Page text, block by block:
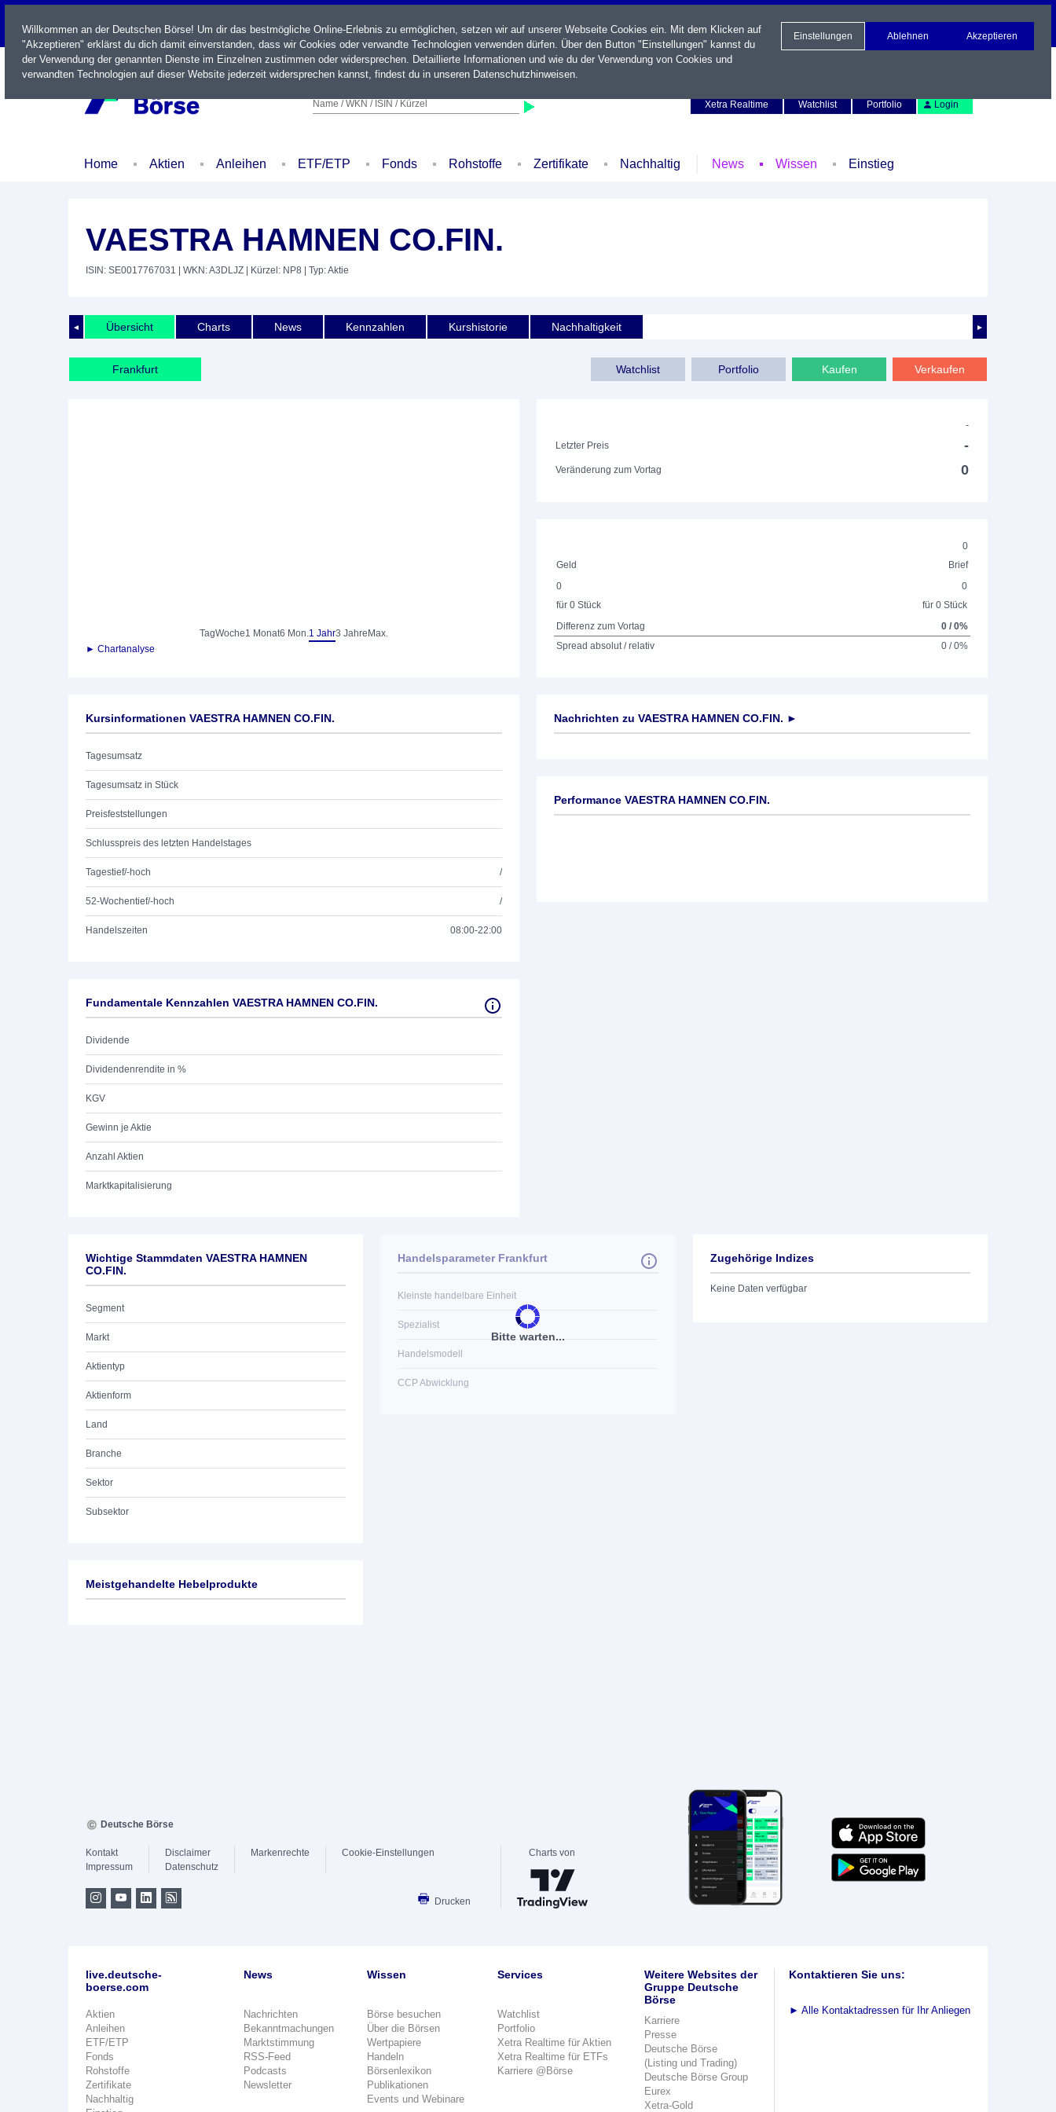
LIVE
Name / WKN / ISIN / Kürzel
Xetra Realtime
Watchlist Portfolio Login
Home Aktien Anleihen ETF/ETP Fonds Rohstoffe Zertifikate Nachhaltig News Wissen Einstieg
VAESTRA HAMNEN CO.FIN.
ISIN: SE0017767031 | WKN: A3DLJZ | Kürzel: NP8 | Typ: Aktie
◄ ►
Übersicht Charts News Kennzahlen Kurshistorie Nachhaltigkeit
Frankfurt Watchlist Portfolio Kaufen Verkaufen
TagWoche1 Monat6 Mon.1 Jahr3 Jahre Max.
► Chartanalyse
-
Letzter Preis
-
Veränderung zum Vortag 0
0
Geld
Brief
0
für 0 Stück
0
für 0 Stück
Differenz zum Vortag
0 / 0%
Spread absolut / relativ
0 / 0%
Kursinformationen VAESTRA HAMNEN CO.FIN.
Tagesumsatz
Tagesumsatz in Stück
Preisfeststellungen
Schlusspreis des letzten Handelstages
Tagestief/-hoch /
52-Wochentief/-hoch /
Handelszeiten 08:00-22:00
Fundamentale Kennzahlen VAESTRA HAMNEN CO.FIN.
Dividende
Dividendenrendite in %
KGV
Gewinn je Aktie
Anzahl Aktien
Marktkapitalisierung
Nachrichten zu VAESTRA HAMNEN CO.FIN. ►
Performance VAESTRA HAMNEN CO.FIN.
Wichtige Stammdaten VAESTRA HAMNEN
CO.FIN.
Segment
Markt
Aktientyp
Aktienform
Land
Branche
Sektor
Subsektor
Bitte warten...
Handelsparameter Frankfurt
Kleinste handelbare Einheit
Spezialist
Handelsmodell
CCP Abwicklung
Zugehörige Indizes
Keine Daten verfügbar
Meistgehandelte Hebelprodukte
Willkommen an der Deutschen Börse! Um dir das bestmögliche Online-Erlebnis zu ermöglichen, setzen wir auf unserer Webseite Cookies ein. Mit dem Klicken auf
"Akzeptieren" erklärst du dich damit einverstanden, dass wir Cookies oder verwandte Technologien verwenden dürfen. Über den Button "Einstellungen" kannst du
der Verwendung der genannten Dienste im Einzelnen zustimmen oder widersprechen. Detaillierte Informationen und wie du der Verwendung von Cookies und
verwandten Technologien auf dieser Website jederzeit widersprechen kannst, findest du in unseren Datenschutzhinweisen.
Einstellungen Ablehnen Akzeptieren
Deutsche Börse
Kontakt
Impressum
Disclaimer
Datenschutz
Markenrechte Cookie-Einstellungen
Drucken
Charts von
live.deutsche-
boerse.com
Aktien
Anleihen
ETF/ETP
Fonds
Rohstoffe
Zertifikate
Nachhaltig
News
Nachrichten
Bekanntmachungen
Marktstimmung
RSS-Feed
Podcasts
Newsletter
Wissen
Börse besuchen
Über die Börsen
Wertpapiere
Handeln
Börsenlexikon
Publikationen
Events und Webinare
Services
Watchlist
Portfolio
Xetra Realtime für Aktien
Xetra Realtime für ETFs
Karriere @Börse
Weitere Websites der
Gruppe Deutsche
Börse
Karriere
Presse
Deutsche Börse
(Listing und Trading)
Deutsche Börse Group
Eurex
Xetra-Gold
Kontaktieren Sie uns:
► Alle Kontaktadressen für Ihr Anliegen